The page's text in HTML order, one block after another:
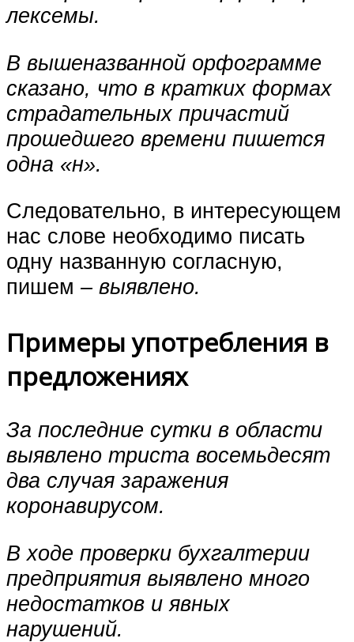
лексемы.
В вышеназванной орфограмме
сказано, что в кратких формах
страдательных причастий
прошедшего времени пишется
одна «н».
Следовательно, в интересующем
нас слове необходимо писать
одну названную согласную,
пишем – выявлено.
Примеры употребления в
предложениях
За последние сутки в области
выявлено триста восемьдесят
два случая заражения
коронавирусом.
В ходе проверки бухгалтерии
предприятия выявлено много
недостатков и явных
нарушений.